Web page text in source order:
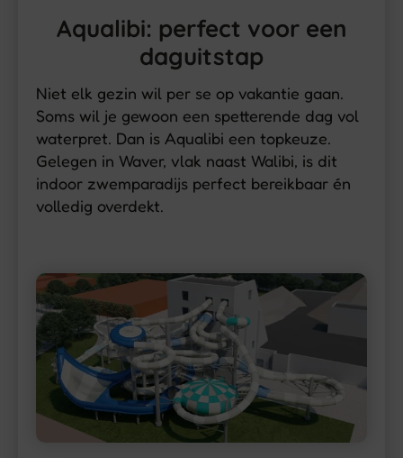
Aqualibi: perfect voor een
daguitstap
Niet elk gezin wil per se op vakantie gaan.
Soms wil je gewoon een spetterende dag vol
waterpret. Dan is Aqualibi een topkeuze.
Gelegen in Waver, vlak naast Walibi, is dit
indoor zwemparadijs perfect bereikbaar én
volledig overdekt.